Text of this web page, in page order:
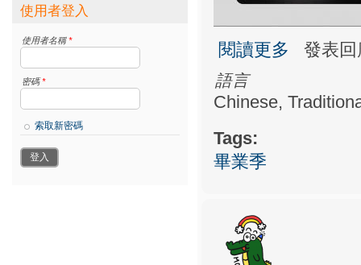
使用者登入
使用者名稱*
密碼*
索取新密碼
閱讀更多 關於畢業季
發表
語言
Chinese,
Tags:
畢業季